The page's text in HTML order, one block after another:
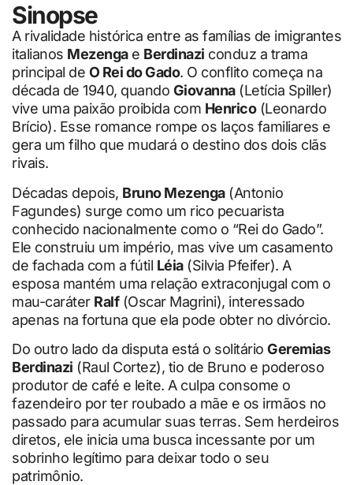
Sinopse
A rivalidade histórica entre as famílias de imigrantes
italianos Mezengae Berdinazi conduz a trama
principal de O Rei do Gado. O conflito começa na
década de 1940, quando Giovanna(Letícia Spiller)
vive uma paixão proibida com Henrico(Leonardo
Brício). Esse romance rompe os laços familiares e
gera um filho que mudará o destino dos dois clãs
rivais.
Décadas depois, Bruno Mezenga(Antonio
Fagundes) surge como um rico pecuarista
conhecido nacionalmente como o “Rei do Gado”.
Ele construiu um império, mas vive um casamento
de fachada com a fútil Léia(Silvia Pfeifer). A
esposa mantém uma relação extraconjugal com o
mau-caráter Ralf(Oscar Magrini), interessado
apenas na fortuna que ela pode obter no divórcio.
Do outro lado da disputa está o solitário Geremias
Berdinazi (Raul Cortez), tio de Bruno e poderoso
produtor de café e leite. A culpa consome o
fazendeiro por ter roubado a mãe e os irmãos no
passado para acumular suas terras. Sem herdeiros
diretos, ele inicia uma busca incessante por um
sobrinho legítimo para deixar todo o seu
patrimônio.